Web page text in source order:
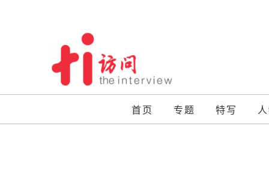
首页 专题 特写